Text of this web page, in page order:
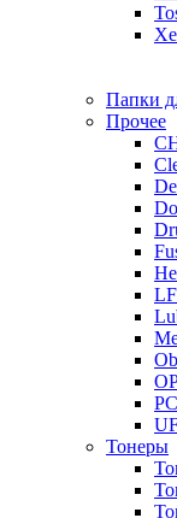
Папки
Прочее
Тонеры